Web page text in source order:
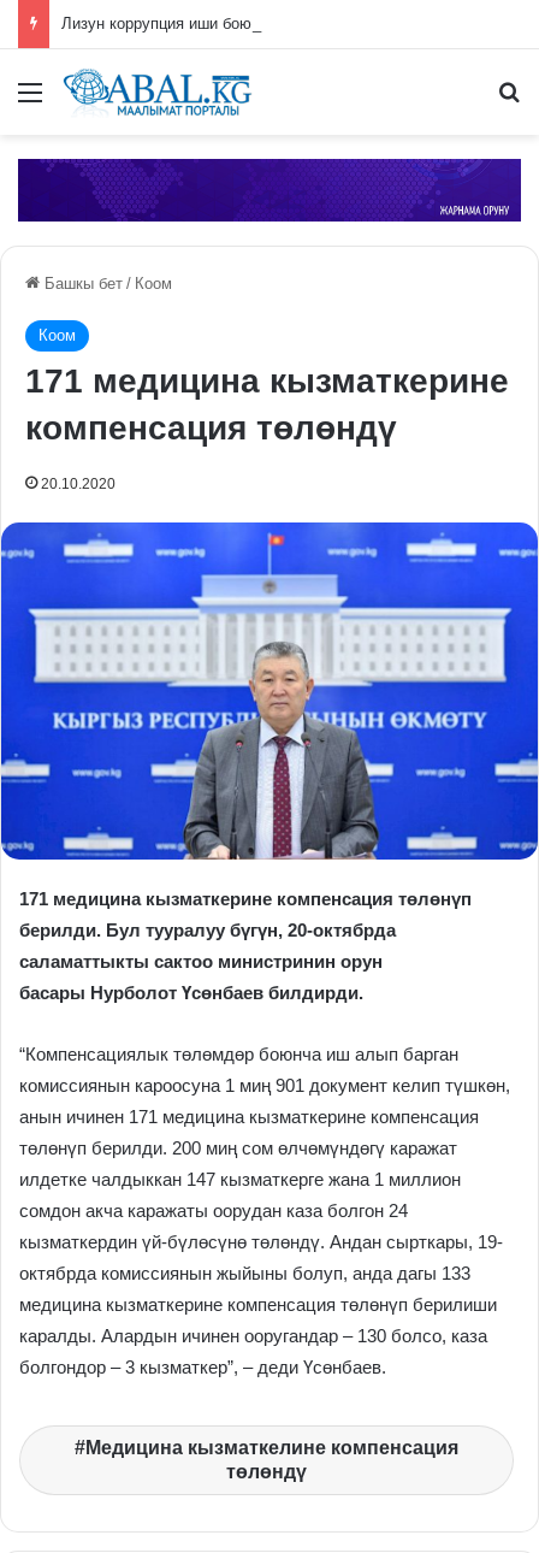
Лизун коррупция иши боюнча СИЗОго камакка алынды
Меню
Башкы бет / Коом
Коом
171 медицина кызматкерине
компенсация төлөндү
20.10.2020
171 медицина кызматкерине компенсация төлөнүп
берилди. Бул тууралуу бүгүн, 20-октябрда
саламаттыкты сактоо министринин орун
басары Нурболот Үсөнбаев билдирди.
“Компенсациялык төлөмдөр боюнча иш алып барган
комиссиянын кароосуна 1 миң 901 документ келип түшкөн,
анын ичинен 171 медицина кызматкерине компенсация
төлөнүп берилди. 200 миң сом өлчөмүндөгү каражат
илдетке чалдыккан 147 кызматкерге жана 1 миллион
сомдон акча каражаты оорудан каза болгон 24
кызматкердин үй-бүлөсүнө төлөндү. Андан сырткары, 19-
октябрда комиссиянын жыйыны болуп, анда дагы 133
медицина кызматкерине компенсация төлөнүп берилиши
каралды. Алардын ичинен ооругандар – 130 болсо, каза
болгондор – 3 кызматкер”, – деди Үсөнбаев.
Медицина кызматкелине компенсация
төлөндү